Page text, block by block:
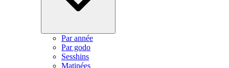
Par année
Par godo
Sesshins
Matinées